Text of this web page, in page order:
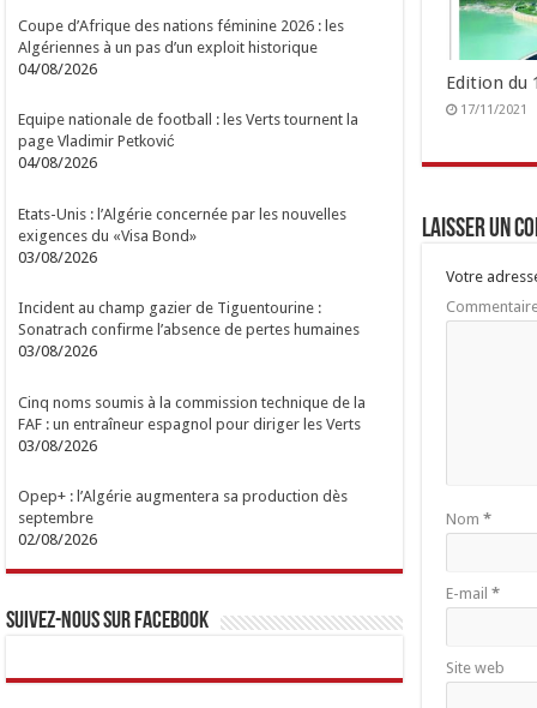
Edition du
17/11/2021
Laisser un
Votre
Nom *
E-mail *
Site web
Coupe d’Afrique des nations féminine 2026 : les
Algériennes à un pas d’un exploit historique
04/08/2026
Equipe nationale de football : les Verts tournent la
page Vladimir Petković
04/08/2026
Etats-Unis : l’Algérie concernée par les nouvelles
exigences du «Visa Bond»
03/08/2026
Incident au champ gazier de Tiguentourine :
Sonatrach confirme l’absence de pertes humaines
03/08/2026
Cinq noms soumis à la commission technique de la
FAF : un entraîneur espagnol pour diriger les Verts
03/08/2026
Opep+ : l’Algérie augmentera sa production dès
septembre
02/08/2026
Suivez-nous sur Facebook